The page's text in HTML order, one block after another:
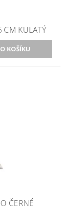
CM KULATÝ
ČERNÉ